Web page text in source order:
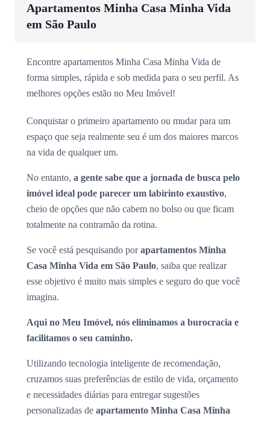
Apartamentos Minha Casa Minha Vida
em São Paulo
Encontre apartamentos Minha Casa Minha Vida de
forma simples, rápida e sob medida para o seu perfil. As
melhores opções estão no Meu Imóvel!
Conquistar o primeiro apartamento ou mudar para um
espaço que seja realmente seu é um dos maiores marcos
na vida de qualquer um.
No entanto, a gente sabe que a jornada de busca pelo
imóvel ideal pode parecer um labirinto exaustivo,
cheio de opções que não cabem no bolso ou que ficam
totalmente na contramão da rotina.
Se você está pesquisando porapartamentos Minha
Casa Minha Vida em São Paulo, saiba que realizar
esse objetivo é muito mais simples e seguro do que você
imagina.
Aqui no Meu Imóvel, nós eliminamos a burocracia e
facilitamos o seu caminho.
Utilizando tecnologia inteligente de recomendação,
cruzamos suas preferências de estilo de vida, orçamento
e necessidades diárias para entregar sugestões
personalizadas de apartamento Minha Casa Minha